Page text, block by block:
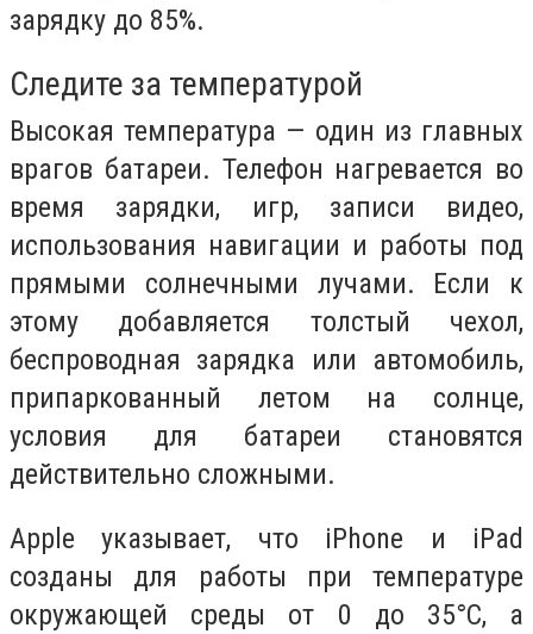
зарядку до 85%.
Следите за температурой
Высокая температура — один из главных
врагов батареи. Телефон нагревается во
время зарядки, игр, записи видео,
использования навигации и работы под
прямыми солнечными лучами. Если к
этому добавляется толстый чехол,
беспроводная зарядка или автомобиль,
припаркованный летом на солнце,
условия для батареи становятся
действительно сложными.
Apple указывает, что iPhone и iPad
созданы для работы при температуре
окружающей среды от 0 до 35°C, а